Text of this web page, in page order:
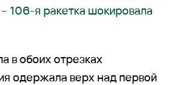
106-я ракетка шокировала
в обоих отрезках
одержала верх над первой